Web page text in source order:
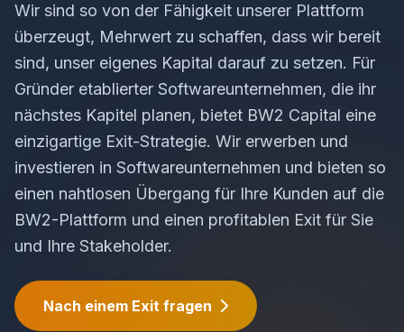
Wir sind so von der Fähigkeit unserer Plattform
überzeugt, Mehrwert zu schaffen, dass wir bereit
sind, unser eigenes Kapital darauf zu setzen. Für
Gründer etablierter Softwareunternehmen, die ihr
nächstes Kapitel planen, bietet BW2 Capital eine
einzigartige Exit-Strategie. Wir erwerben und
investieren in Softwareunternehmen und bieten so
einen nahtlosen Übergang für Ihre Kunden auf die
BW2-Plattform und einen profitablen Exit für Sie
und Ihre Stakeholder.
Nach einem Exit fragen